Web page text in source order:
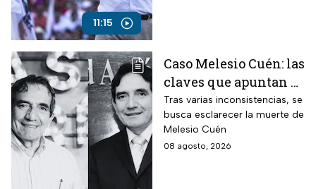
11:15
Caso Melesio Cuén: las
claves que apuntan a
un posible montaje en
su asesinato
Tras varias inconsistencias, se
busca esclarecer la muerte de
Melesio Cuén
08 agosto, 2026